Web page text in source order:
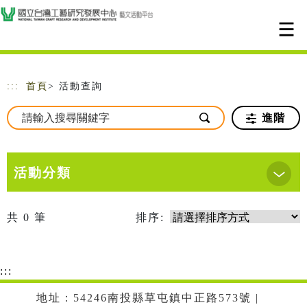
跳到主要內容
網站導覽
::: 首頁 > 活動查詢
進階
活動分類
共 0 筆 排序:
:::
地址：54246南投縣草屯鎮中正路573號 |